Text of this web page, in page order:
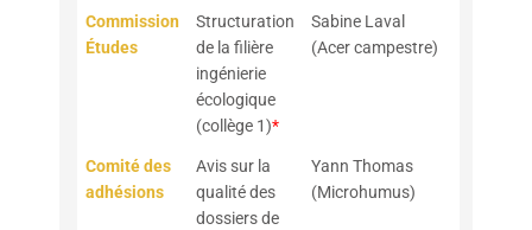
Commission
Études
Structuration
de la filière
ingénierie
écologique
(collège 1)*
Sabine Laval
(Acer campestre)
Comité des
adhésions
Avis sur la
qualité des
dossiers de
Yann Thomas
(Microhumus)